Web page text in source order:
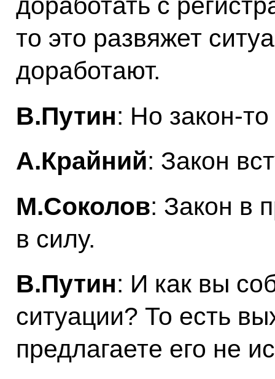
доработать с
то это развяжет
доработают.
В.Путин: Но
А.Крайний: Закон
М.Соколов: Закон в
в силу.
В.Путин: И как вы
ситуации? То есть
предлагаете его не